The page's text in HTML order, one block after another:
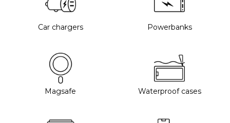
Car chargers Powerbanks
Magsafe Waterproof cases